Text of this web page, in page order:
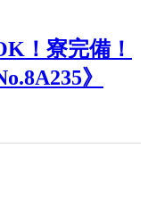
！寮完備！
》